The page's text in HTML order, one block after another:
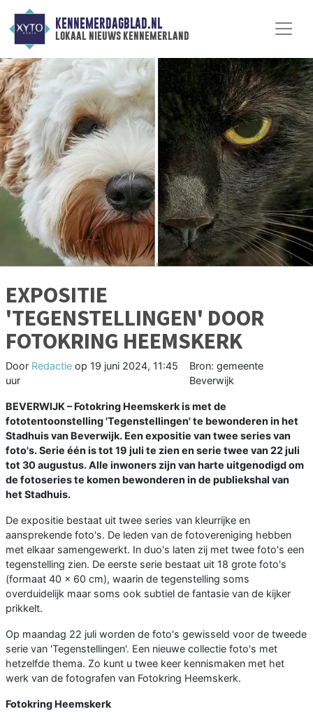
KENNEMERDAGBLAD.NL
lokaal nieuws kennemerland
EXPOSITIE
'TEGENSTELLINGEN' DOOR
FOTOKRING HEEMSKERK
Door Redactie op 19 juni 2024, 11:45
uur
Bron: gemeente
Beverwijk
BEVERWIJK – Fotokring Heemskerk is met de
fototentoonstelling 'Tegenstellingen' te bewonderen in het
Stadhuis van Beverwijk. Een expositie van twee series van
foto's. Serie één is tot 19 juli te zien en serie twee van 22 juli
tot 30 augustus. Alle inwoners zijn van harte uitgenodigd om
de fotoseries te komen bewonderen in de publiekshal van
het Stadhuis.
De expositie bestaat uit twee series van kleurrijke en
aansprekende foto's. De leden van de fotovereniging hebben
met elkaar samengewerkt. In duo's laten zij met twee foto's een
tegenstelling zien. De eerste serie bestaat uit 18 grote foto's
(formaat 40 x 60 cm), waarin de tegenstelling soms
overduidelijk maar soms ook subtiel de fantasie van de kijker
prikkelt.
Op maandag 22 juli worden de foto's gewisseld voor de tweede
serie van 'Tegenstellingen'. Een nieuwe collectie foto's met
hetzelfde thema. Zo kunt u twee keer kennismaken met het
werk van de fotografen van Fotokring Heemskerk.
Fotokring Heemskerk